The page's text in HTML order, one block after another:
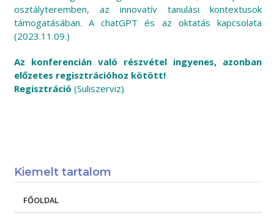
osztályteremben, az innovatív tanulási kontextusok
támogatásában. A chatGPT és az oktatás kapcsolata
(2023.11.09.)
Az konferencián való részvétel ingyenes, azonban
előzetes regisztrációhoz kötött!
Regisztráció (Suliszerviz)
Kiemelt tartalom
FŐOLDAL